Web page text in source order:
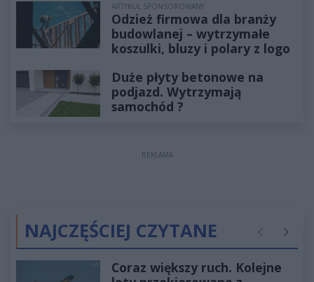
ARTYKUŁ SPONSOROWANY
Odzież firmowa dla branży
budowlanej – wytrzymałe
koszulki, bluzy i polary z logo
Duże płyty betonowe na
podjazd. Wytrzymają
samochód ?
REKLAMA
NAJCZĘŚCIEJ CZYTANE Poprzednie
Coraz większy ruch. Kolejne